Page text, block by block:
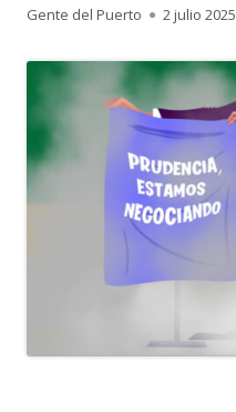
Autor
Gente del Puerto
Publicado
2 julio 2025